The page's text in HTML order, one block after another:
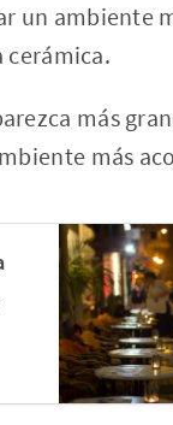
un ambiente
cerámica.
más
más